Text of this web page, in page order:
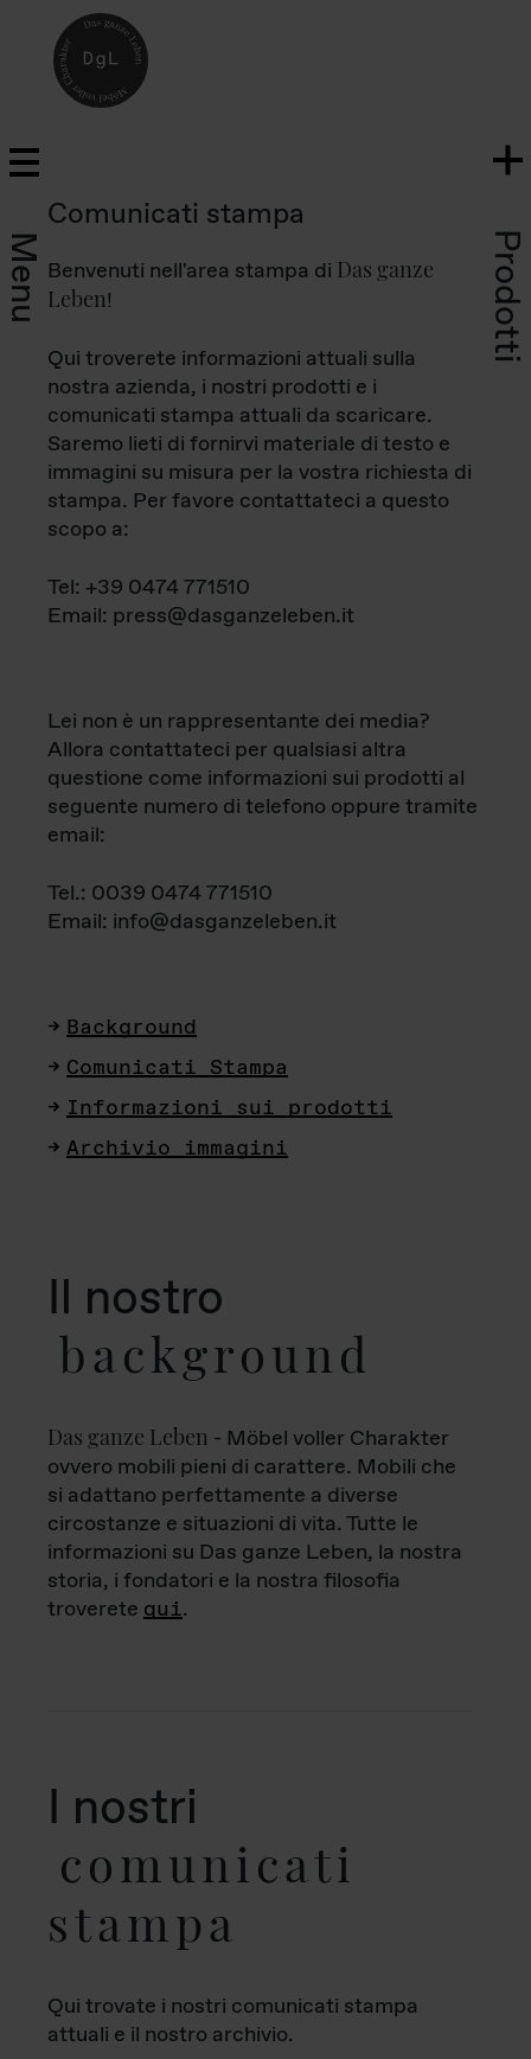
Menu Prodotti
Comunicati stampa
Benvenuti nell'area stampa di Das ganze
Leben!
Qui troverete informazioni attuali sulla
nostra azienda, i nostri prodotti e i
comunicati stampa attuali da scaricare.
Saremo lieti di fornirvi materiale di testo e
immagini su misura per la vostra richiesta di
stampa. Per favore contattateci a questo
scopo a:
Tel: +39 0474 771510
Email: press@dasganzeleben.it
Lei non è un rappresentante dei media?
Allora contattateci per qualsiasi altra
questione come informazioni sui prodotti al
seguente numero di telefono oppure tramite
email:
Tel.: 0039 0474 771510
Email: info@dasganzeleben.it
Background
Comunicati Stampa
Informazioni sui prodotti
Archivio immagini
Il nostro
background
Das ganze Leben - Möbel voller Charakter
ovvero mobili pieni di carattere. Mobili che
si adattano perfettamente a diverse
circostanze e situazioni di vita. Tutte le
informazioni su Das ganze Leben, la nostra
storia, i fondatori e la nostra filosofia
troverete qui.
I nostri
comunicati
stampa
Qui trovate i nostri comunicati stampa
attuali e il nostro archivio.